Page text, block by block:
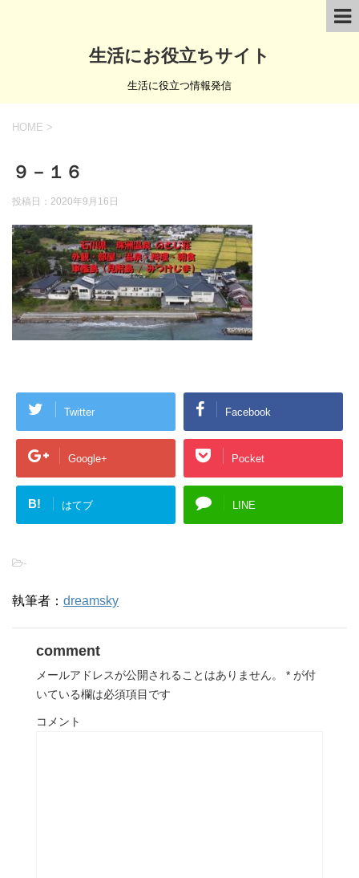
生活にお役立ちサイト
生活に役立つ情報発信
HOME >
９－１６
投稿日： 2020年9月16日
Twitter Facebook
Google+ Pocket
B! はてブ LINE
-
執筆者： dreamsky
comment
メールアドレスが公開されることはありません。 * が付
いている欄は必須項目です
コメント